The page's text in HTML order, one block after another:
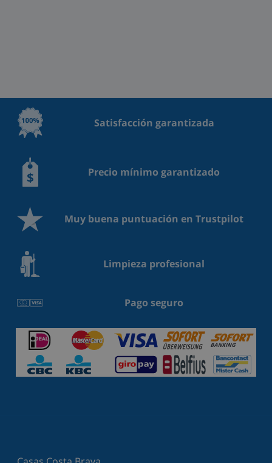
Satisfacción garantizada
Precio mínimo garantizado
Muy buena puntuación en Trustpilot
Limpieza profesional
Pago seguro